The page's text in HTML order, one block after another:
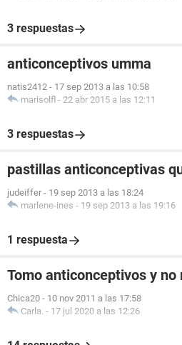
3 respuestas
anticonceptivos umma
natis2412 - 17 sep 2013 a las 10:58
marisolfl - 22 abr 2015 a las 12:11
3 respuestas
pastillas anticonceptivas
judeiffer - 19 sep 2013 a las 18:24
marlene-ines - 19 sep 2013 a las 19:16
1 respuesta
Tomo anticonceptivos y no
Chica20 - 10 nov 2011 a las 17:58
Carla. - 17 jul 2020 a las 12:26